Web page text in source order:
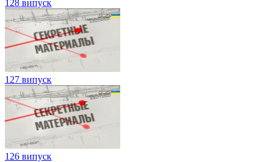
128 випуск
127 випуск
126 випуск